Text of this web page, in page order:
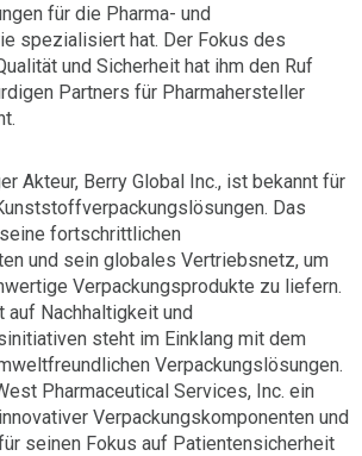
für die Pharma- und
spezialisiert hat. Der Fokus des
und Sicherheit hat ihm den Ruf
Partners für Pharmahersteller
Akteur, Berry Global Inc., ist bekannt für
Das
fortschrittlichen
und sein globales Vertriebsnetz, um
Verpackungsprodukte zu liefern.
auf Nachhaltigkeit und
steht im Einklang mit dem
Verpackungslösungen.
Pharmaceutical Services, Inc. ein
Verpackungskomponenten und
seinen Fokus auf Patientensicherheit